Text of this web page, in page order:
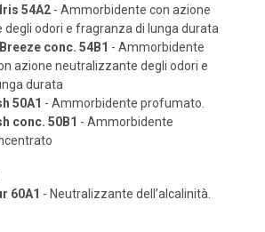
54A2 - Ammorbidente con azione
odori e fragranza di lunga durata
conc. 54B1 - Ammorbidente
azione neutralizzante degli odori e
durata
50A1 - Ammorbidente profumato.
conc. 50B1 - Ammorbidente
60A1 - Neutralizzante dell’alcalinità.